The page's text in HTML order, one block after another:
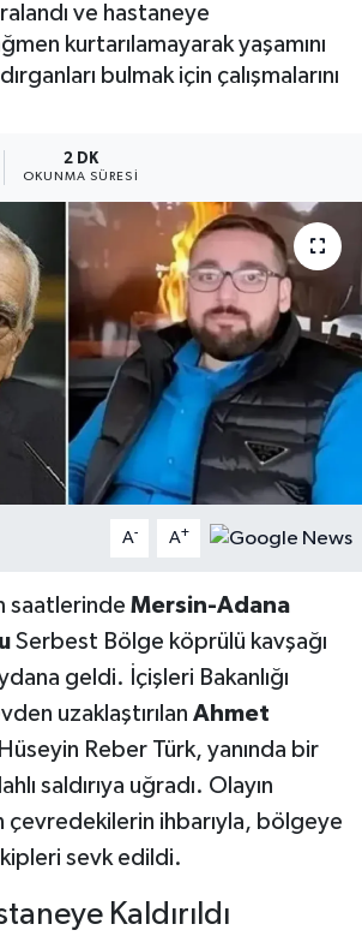
ve hastaneye
kurtarılamayarak yaşamını
bulmak için çalışmalarını
2 DK
OKUNMA SÜRESI
A- A+
saatlerinde Mersin-Adana
Serbest Bölge köprülü kavşağı
geldi. İçişleri Bakanlığı
uzaklaştırılan Ahmet
Reber Türk, yanında bir
saldırıya uğradı. Olayın
çevredekilerin ihbarıyla, bölgeye
sevk edildi.
Kaldırıldı